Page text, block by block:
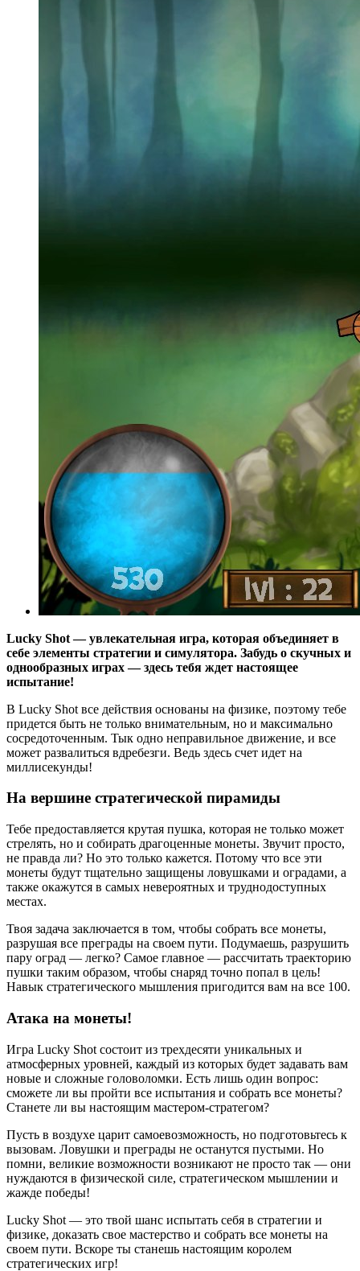
Lucky Shot — увлекательная игра, которая объединяет в
себе элементы стратегии и симулятора. Забудь о скучных и
однообразных играх — здесь тебя ждет настоящее
испытание!
В Lucky Shot все действия основаны на физике, поэтому тебе
придется быть не только внимательным, но и максимально
сосредоточенным. Тык одно неправильное движение, и все
может развалиться вдребезги. Ведь здесь счет идет на
миллисекунды!
На вершине стратегической пирамиды
Тебе предоставляется крутая пушка, которая не только может
стрелять, но и собирать драгоценные монеты. Звучит просто,
не правда ли? Но это только кажется. Потому что все эти
монеты будут тщательно защищены ловушками и оградами, а
также окажутся в самых невероятных и труднодоступных
местах.
Твоя задача заключается в том, чтобы собрать все монеты,
разрушая все преграды на своем пути. Подумаешь, разрушить
пару оград — легко? Самое главное — рассчитать траекторию
пушки таким образом, чтобы снаряд точно попал в цель!
Навык стратегического мышления пригодится вам на все 100.
Атака на монеты!
Игра Lucky Shot состоит из трехдесяти уникальных и
атмосферных уровней, каждый из которых будет задавать вам
новые и сложные головоломки. Есть лишь один вопрос:
сможете ли вы пройти все испытания и собрать все монеты?
Станете ли вы настоящим мастером-стратегом?
Пусть в воздухе царит самоевозможность, но подготовьтесь к
вызовам. Ловушки и преграды не останутся пустыми. Но
помни, великие возможности возникают не просто так — они
нуждаются в физической силе, стратегическом мышлении и
жажде победы!
Lucky Shot — это твой шанс испытать себя в стратегии и
физике, доказать свое мастерство и собрать все монеты на
своем пути. Вскоре ты станешь настоящим королем
стратегических игр!